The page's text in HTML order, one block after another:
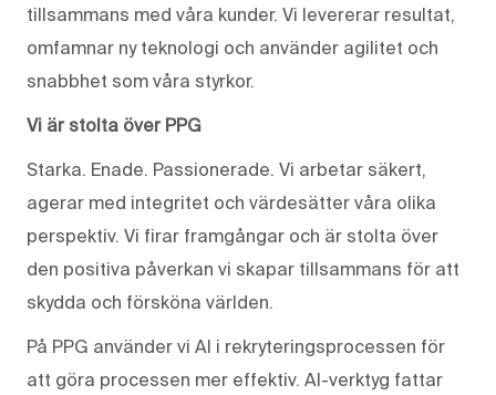
tillsammans med våra kunder. Vi levererar resultat,
omfamnar ny teknologi och använder agilitet och
snabbhet som våra styrkor.
Vi är stolta över PPG
Starka. Enade. Passionerade. Vi arbetar säkert,
agerar med integritet och värdesätter våra olika
perspektiv. Vi firar framgångar och är stolta över
den positiva påverkan vi skapar tillsammans för att
skydda och försköna världen.
På PPG använder vi AI i rekryteringsprocessen för
att göra processen mer effektiv. AI-verktyg fattar